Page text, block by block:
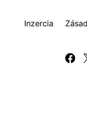
Inzercia